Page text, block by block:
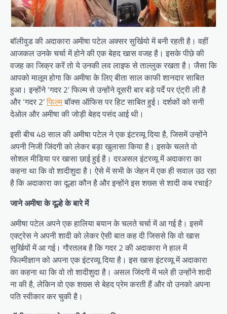
बॉलीवुड की अदाकारा अमीषा पटेल अक्सर सुर्खियो में बनी रहती है। वहीं
आजकल उनके चर्चा में होने की एक बेहद खास वजह है। इसके पीछे की
वजह का जिक्र करें तो ये उनकी लव लाइफ से ताल्लुक रखता है। जैसा कि
आपको मालूम होगा कि अमीषा के लिए बीता साल काफी शानदार साबित
हुआ। इन्होंने ‘गदर 2’ फिल्म से उन्होंने दूसरी बार बड़े पर्दे पर एंट्री ली है
और ‘गदर 2’फिल्मबॉक्स ऑफिस पर हिट साबित हुई। दर्शकों को सनी
देओल और अमीषा की जोड़ी बेहद पसंद आई थी।
इसी बीच 48 साल की अमीषा पटेल ने एक इंटरव्यू दिया है, जिसमें उन्होंने
अपनी निजी जिंदगी को लेकर बड़ा खुलासा किया है। इसके चलते वो
सोशल मीडिया पर खासा छाई हुई है। दरअसल इंटरव्यू में अदाकारा का
कहना था कि वो शादीशुदा है। ऐसे में सभी के जेहन में एक ही सवाल उठ रहा
है कि अदाकारा का दूल्हा कौन है और इन्होंने इस शख्स से शादी कब रचाई?
जाने अमीषा के दूल्हे के बारे में
अमीषा पटेल अपने एक हालिया बयान के चलते चर्चा में आ गई है। इसमें
एक्ट्रेस ने अपनी शादी को लेकर ऐसी बात कह दी जिससे कि वो खास
सुर्खियों में आ गई। गौरतलब है कि गदर 2 की अदाकारा ने हाल में
फिल्मीज्ञान को अपना एक इंटरव्यू दिया है। इस खास इंटरव्यू में अदाकारा
का कहना था कि वो तो शादीशुदा है। असल जिंदगी में भले ही उन्होंने शादी
ना की है, लेकिन वो एक शख्स से बेहद प्रेम करती हैं और वो उनको अपना
पति स्वीकार कर चुकी है।